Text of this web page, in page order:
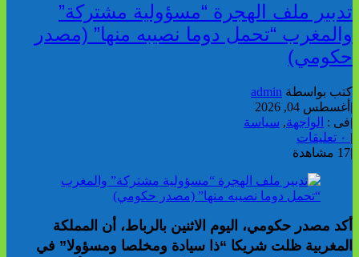
تدبير ملف الهجرة “مسؤولية مشتركة”
والمغرب “تحمل دوما نصيبه منها” (مصدر
حكومي)
كتب بواسطة admin
| أغسطس 04, 2026
|فى : الواجهة, سياسة
|
|17 مشاهدة
أكد مصدر حكومي، اليوم الاثنين بالرباط، أن المملكة
المغربية ظلت شريكا “ذا سيادة ومخلصا ومسؤولا” في